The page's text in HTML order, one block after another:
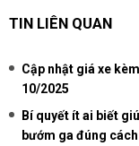
TIN LIÊN QUAN
Cập nhật giá xe
10/2025
Bí quyết ít ai biết
bướm ga đúng cách